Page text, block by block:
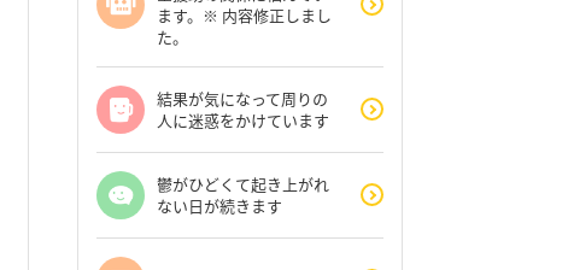
ます。※ 内容修正しまし
た。
結果が気になって周りの
人に迷惑をかけています
鬱がひどくて起き上がれ
ない日が続きます